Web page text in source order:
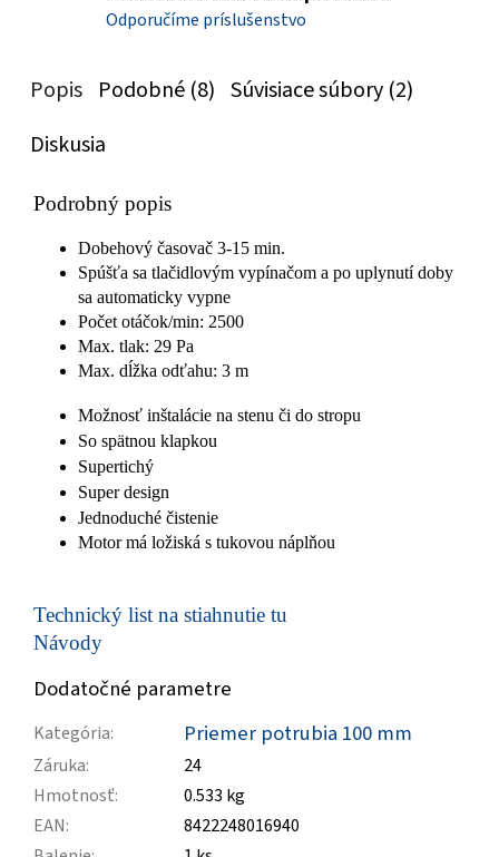
Odporučíme príslušenstvo
Popis Podobné (8) Súvisiace súbory (2)
Diskusia
Podrobný popis
Dobehový časovač 3-15 min.
Spúšťa sa tlačidlovým vypínačom a po uplynutí doby
sa automaticky vypne
Počet otáčok/min: 2500
Max. tlak: 29 Pa
Max. dĺžka odťahu: 3 m
Možnosť inštalácie na stenu či do stropu
So spätnou klapkou
Supertichý
Super design
Jednoduché čistenie
Motor má ložiská s tukovou náplňou
Technický list na stiahnutie tu
Návody
Dodatočné parametre
Kategória: Priemer potrubia 100 mm
Záruka:
24
Hmotnosť:
0.533 kg
EAN:
8422248016940